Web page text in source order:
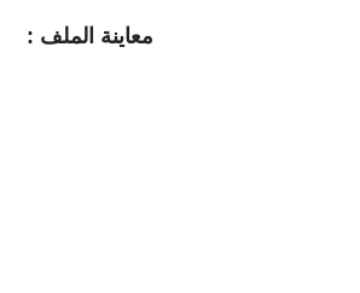
معاينة الملف :